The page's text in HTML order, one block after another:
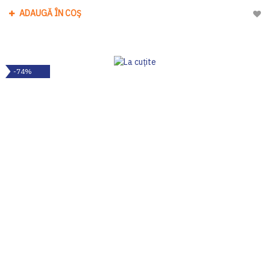
ADAUGĂ ÎN COȘ
-74%